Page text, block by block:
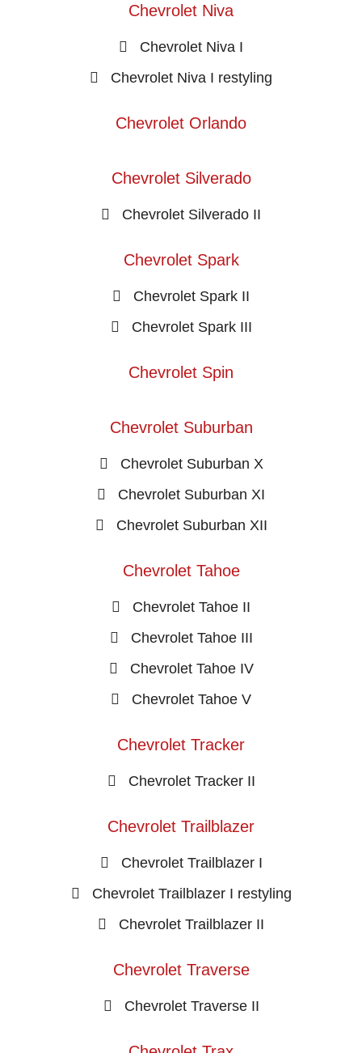
Chevrolet Niva
Chevrolet Niva I
Chevrolet Niva I restyling
Chevrolet Orlando
Chevrolet Silverado
Chevrolet Silverado II
Chevrolet Spark
Chevrolet Spark II
Chevrolet Spark III
Chevrolet Spin
Chevrolet Suburban
Chevrolet Suburban X
Chevrolet Suburban XI
Chevrolet Suburban XII
Chevrolet Tahoe
Chevrolet Tahoe II
Chevrolet Tahoe III
Chevrolet Tahoe IV
Chevrolet Tahoe V
Chevrolet Tracker
Chevrolet Tracker II
Chevrolet Trailblazer
Chevrolet Trailblazer I
Chevrolet Trailblazer I restyling
Chevrolet Trailblazer II
Chevrolet Traverse
Chevrolet Traverse II